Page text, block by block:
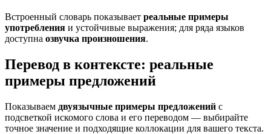
Встроенный словарь показывает реальные примеры
употребления и устойчивые выражения; для ряда языков
доступна озвучка произношения.
Перевод в контексте: реальные
примеры предложений
Показываем двуязычные примеры предложений с
подсветкой искомого слова и его переводом — выбирайте
точное значение и подходящие коллокации для вашего текста.